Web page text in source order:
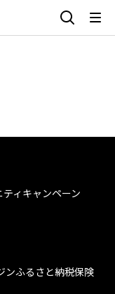
ィ キャンペーン
ンふるさと納税保険